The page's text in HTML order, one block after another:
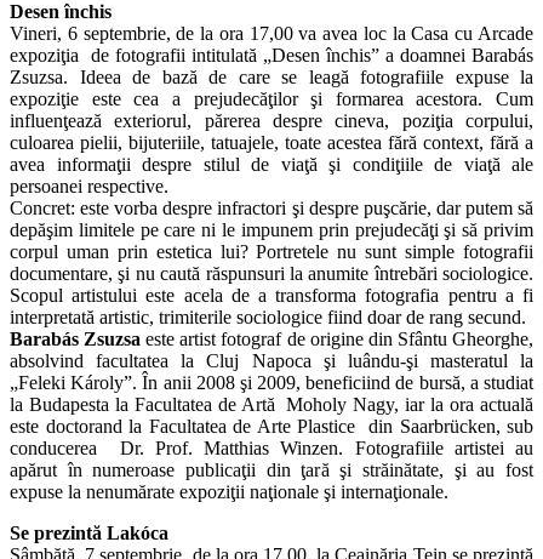
Desen închis
Vineri, 6 septembrie, de la ora 17,00 va avea loc la Casa cu Arcade
expoziţia de fotografii intitulată „Desen închis” a doamnei Barabás
Zsuzsa. Ideea de bază de care se leagă fotografiile expuse la
expoziţie este cea a prejudecăţilor şi formarea acestora. Cum
influenţează exteriorul, părerea despre cineva, poziţia corpului,
culoarea pielii, bijuteriile, tatuajele, toate acestea fără context, fără a
avea informaţii despre stilul de viaţă şi condiţiile de viaţă ale
persoanei respective.
Concret: este vorba despre infractori şi despre puşcărie, dar putem să
depăşim limitele pe care ni le impunem prin prejudecăţi şi să privim
corpul uman prin estetica lui? Portretele nu sunt simple fotografii
documentare, şi nu caută răspunsuri la anumite întrebări sociologice.
Scopul artistului este acela de a transforma fotografia pentru a fi
interpretată artistic, trimiterile sociologice fiind doar de rang secund.
Barabás Zsuzsa este artist fotograf de origine din Sfântu Gheorghe,
absolvind facultatea la Cluj Napoca şi luându-şi masteratul la
„Feleki Károly”. În anii 2008 şi 2009, beneficiind de bursă, a studiat
la Budapesta la Facultatea de Artă Moholy Nagy, iar la ora actuală
este doctorand la Facultatea de Arte Plastice din Saarbrücken, sub
conducerea Dr. Prof. Matthias Winzen. Fotografiile artistei au
apărut în numeroase publicaţii din ţară şi străinătate, şi au fost
expuse la nenumărate expoziţii naţionale şi internaţionale.
Se prezintă Lakóca